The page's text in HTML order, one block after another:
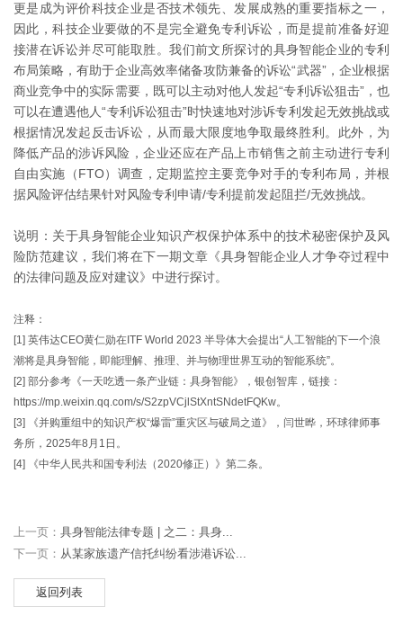
更是成为评价科技企业是否技术领先、发展成熟的重要指标之一，
因此，科技企业要做的不是完全避免专利诉讼，而是提前准备好迎
接潜在诉讼并尽可能取胜。我们前文所探讨的具身智能企业的专利
布局策略，有助于企业高效率储备攻防兼备的诉讼“武器”，企业根据
商业竞争中的实际需要，既可以主动对他人发起“专利诉讼狙击”，也
可以在遭遇他人“专利诉讼狙击”时快速地对涉诉专利发起无效挑战或
根据情况发起反击诉讼，从而最大限度地争取最终胜利。此外，为
降低产品的涉诉风险，企业还应在产品上市销售之前主动进行专利
自由实施（FTO）调查，定期监控主要竞争对手的专利布局，并根
据风险评估结果针对风险专利申请/专利提前发起阻拦/无效挑战。
说明：关于具身智能企业知识产权保护体系中的技术秘密保护及风
险防范建议，我们将在下一期文章《具身智能企业人才争夺过程中
的法律问题及应对建议》中进行探讨。
注释：
[1] 英伟达CEO黄仁勋在ITF World 2023 半导体大会提出“人工智能的下一个浪
潮将是具身智能，即能理解、推理、并与物理世界互动的智能系统”。
[2] 部分参考《一天吃透一条产业链：具身智能》，银创智库，链接：
https://mp.weixin.qq.com/s/S2zpVCjlStXntSNdetFQKw。
[3] 《并购重组中的知识产权“爆雷”重灾区与破局之道》，闫世晔，环球律师事
务所，2025年8月1日。
[4] 《中华人民共和国专利法（2020修正）》第二条。
上一页： 具身智能法律专题 | 之二：具身...
下一页： 从某家族遗产信托纠纷看涉港诉讼...
返回列表